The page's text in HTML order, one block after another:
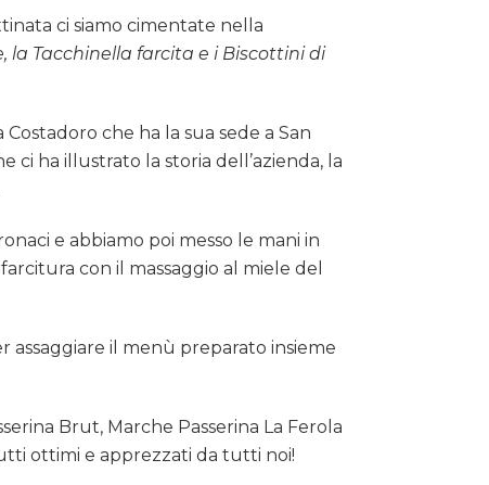
ci siamo cimentate nella
la Tacchinella farcita e i Biscottini di
che ha la sua sede a San
ci ha illustrato la storia dell’azienda, la
e abbiamo poi messo le mani in
con il massaggio al miele del
assaggiare il menù preparato insieme
Brut, Marche Passerina La Ferola
ottimi e apprezzati da tutti noi!